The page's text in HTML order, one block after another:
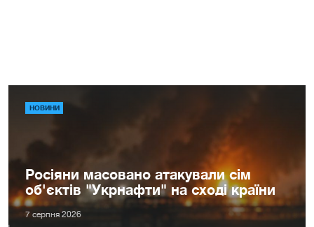
НОВИНИ
Росіяни масовано атакували сім
об'єктів "Укрнафти" на сході країни
7 серпня 2026